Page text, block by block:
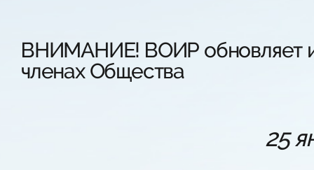
ВНИМАНИЕ! ВОИР обновляет
членах Общества
25